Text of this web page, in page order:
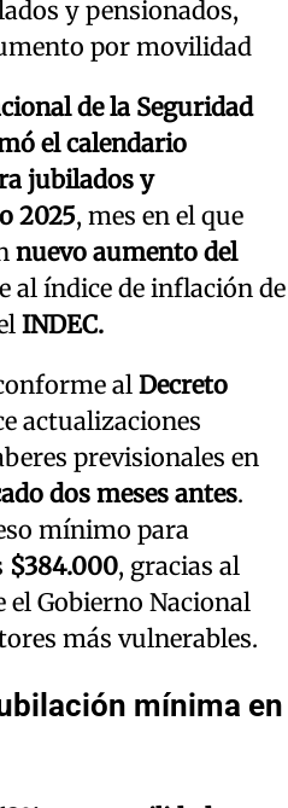
y pensionados,
por movilidad
de la Seguridad
el calendario
jubilados y
2025, mes en el que
nuevo aumento del
al índice de inflación de
INDEC.
al Decreto
actualizaciones
previsionales en
dos meses antes.
mínimo para
$384.000, gracias al
Gobierno Nacional
más vulnerables.
mínima en